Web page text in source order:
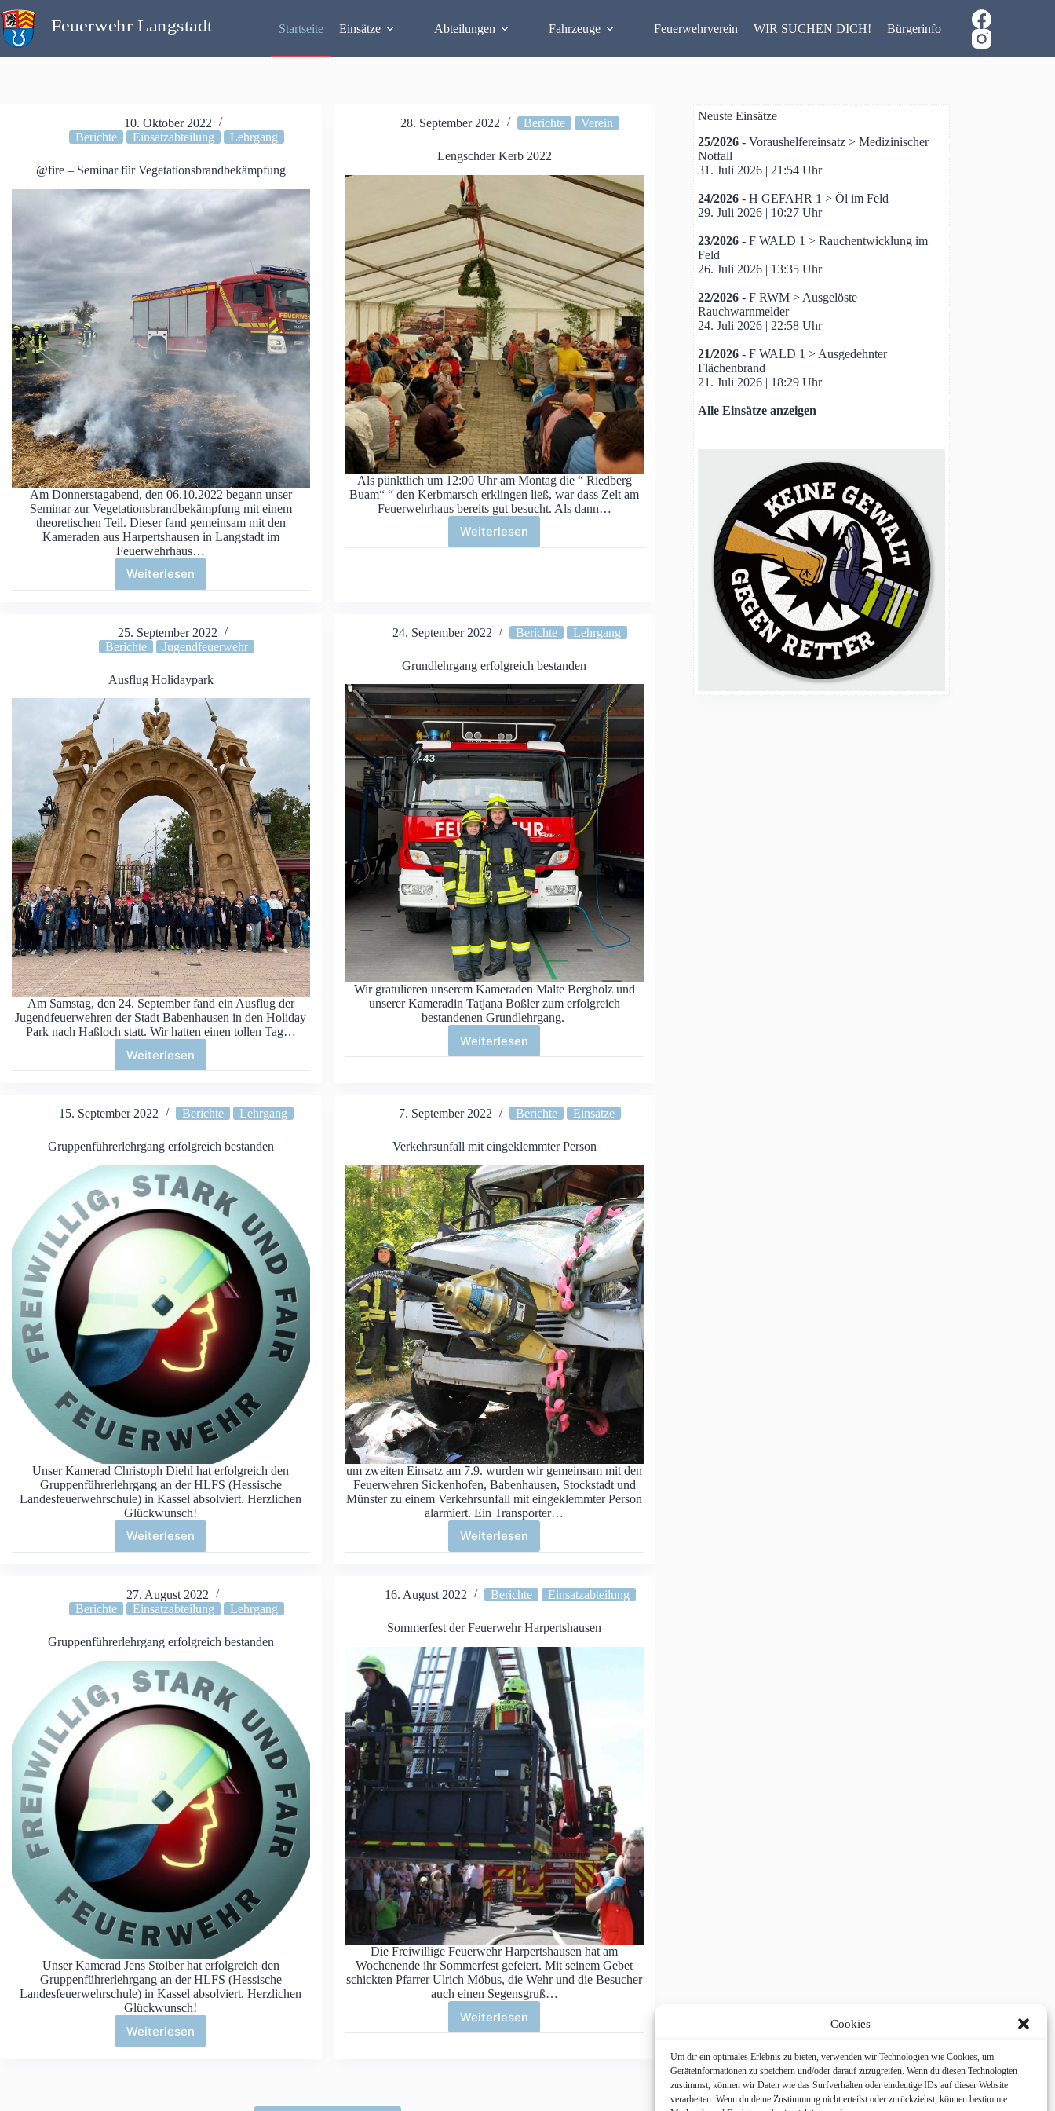
Cookies
Um dir ein optimales Erlebnis zu bieten, verwenden wir Technologien wie Cookies, um
Geräteinformationen zu speichern und/oder darauf zuzugreifen. Wenn du diesen Technologien
zustimmst, können wir Daten wie das Surfverhalten oder eindeutige IDs auf dieser Website
verarbeiten. Wenn du deine Zustimmung nicht erteilst oder zurückziehst, können bestimmte
Inhalt
springen
Startseite Einsätze Abteilungen Fahrzeuge Feuerwehrverein WIR SUCHEN DICH! Bürgerinfo Links
10. Oktober 2022
Berichte
Einsatzabteilung Lehrgang
@fire – Seminar für Vegetationsbrandbekämpfung
Am Donnerstagabend, den 06.10.2022 begann unser
Seminar zur Vegetationsbrandbekämpfung mit einem
theoretischen Teil. Dieser fand gemeinsam mit den
Kameraden aus Harpertshausen in Langstadt im
Feuerwehrhaus…
Weiterlesen
@fire
–
für
Vegetationsbrandbekämpfung
28. September 2022 Berichte Verein
Lengschder Kerb 2022
Als pünktlich um 12:00 Uhr am Montag die “ Riedberg
Buam“ “ den Kerbmarsch erklingen ließ, war dass Zelt am
Feuerwehrhaus bereits gut besucht. Als dann…
Weiterlesen
Lengschder
Kerb
25. September 2022
Berichte
Jugendfeuerwehr
Ausflug Holidaypark
Am Samstag, den 24. September fand ein Ausflug der
Jugendfeuerwehren der Stadt Babenhausen in den Holiday
Park nach Haßloch statt. Wir hatten einen tollen Tag…
Weiterlesen
Ausflug
Holidaypark
24. September 2022 Berichte Lehrgang
Grundlehrgang erfolgreich bestanden
Wir gratulieren unserem Kameraden Malte Bergholz und
unserer Kameradin Tatjana Boßler zum erfolgreich
bestandenen Grundlehrgang.
WeiterlesenGrundlehrgang
erfolgreich
15. September 2022 Berichte Lehrgang
Gruppenführerlehrgang erfolgreich bestanden
Unser Kamerad Christoph Diehl hat erfolgreich den
Gruppenführerlehrgang an der HLFS (Hessische
Landesfeuerwehrschule) in Kassel absolviert. Herzlichen
Glückwunsch!
WeiterlesenGruppenführerlehrgang
erfolgreich
7. September 2022 Berichte Einsätze
Verkehrsunfall mit eingeklemmter Person
um zweiten Einsatz am 7.9. wurden wir gemeinsam mit den
Feuerwehren Sickenhofen, Babenhausen, Stockstadt und
Münster zu einem Verkehrsunfall mit eingeklemmter Person
alarmiert. Ein Transporter…
WeiterlesenVerkehrsunfall
mit
Person
27. August 2022
Berichte
Einsatzabteilung Lehrgang
Gruppenführerlehrgang erfolgreich bestanden
Unser Kamerad Jens Stoiber hat erfolgreich den
Gruppenführerlehrgang an der HLFS (Hessische
Landesfeuerwehrschule) in Kassel absolviert. Herzlichen
Glückwunsch!
WeiterlesenGruppenführerlehrgang
erfolgreich
16. August 2022 Berichte Einsatzabteilung
Sommerfest der Feuerwehr Harpertshausen
Die Freiwillige Feuerwehr Harpertshausen hat am
Wochenende ihr Sommerfest gefeiert. Mit seinem Gebet
schickten Pfarrer Ulrich Möbus, die Wehr und die Besucher
auch einen Segensgruß…
Weiterlesen
Sommerfest
der
Neuste Einsätze
25/2026 - Voraushelfereinsatz > Medizinischer
Notfall
31. Juli 2026 | 21:54 Uhr
24/2026 - H GEFAHR 1 > Öl im Feld
29. Juli 2026 | 10:27 Uhr
23/2026 - F WALD 1 > Rauchentwicklung im
Feld
26. Juli 2026 | 13:35 Uhr
22/2026 - F RWM > Ausgelöste
Rauchwarnmelder
24. Juli 2026 | 22:58 Uhr
21/2026 - F WALD 1 > Ausgedehnter
Flächenbrand
21. Juli 2026 | 18:29 Uhr
Alle Einsätze anzeigen